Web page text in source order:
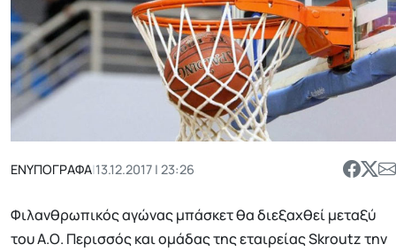
ΕΝΥΠΟΓΡΑΦΑ|13.12.2017 | 23:26
Φιλανθρωπικός αγώνας μπάσκετ θα διεξαχθεί μεταξύ
του Α.Ο. Περισσός και ομάδας της εταιρείας Skroutz την